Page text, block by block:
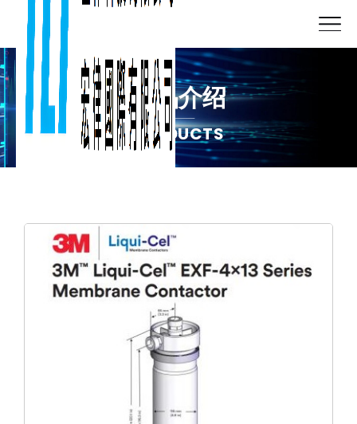
产品介绍
PRODUCTS